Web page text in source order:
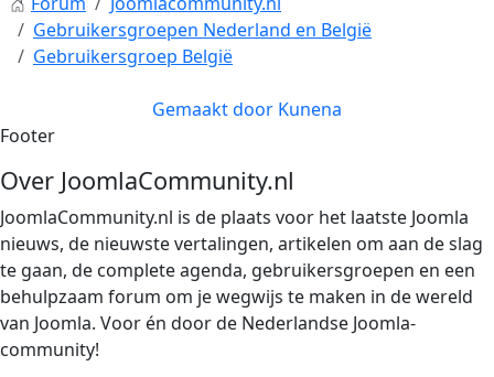
Gebruikersgroepen Nederland en België
Gebruikersgroep België
Gemaakt door Kunena
Footer
Over JoomlaCommunity.nl
JoomlaCommunity.nl is de plaats voor het laatste Joomla
nieuws, de nieuwste vertalingen, artikelen om aan de slag
te gaan, de complete agenda, gebruikersgroepen en een
behulpzaam forum om je wegwijs te maken in de wereld
van Joomla. Voor én door de Nederlandse Joomla-
community!